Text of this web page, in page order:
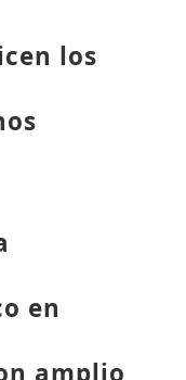
los
en
amplio